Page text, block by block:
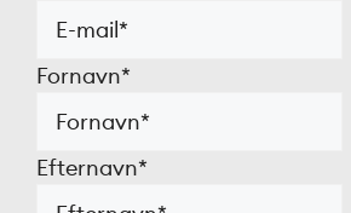
Fornavn*
Efternavn*